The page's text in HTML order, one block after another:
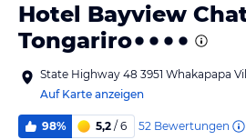
Hotel Bayview
Tongariro
State Highway 48 3951 Whakapapa
Auf Karte anzeigen
98% 5,2 / 6 52 Bewertungen